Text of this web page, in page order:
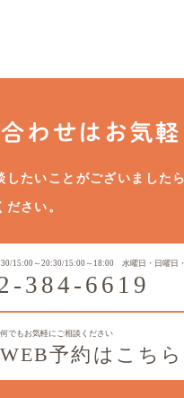
わせはお気軽
たいことがございましたら
さい。
15:00～20:30/15:00～18:00 水曜日・日曜日
384-6619
何でもお気軽にご相談ください
WEB予約はこちら